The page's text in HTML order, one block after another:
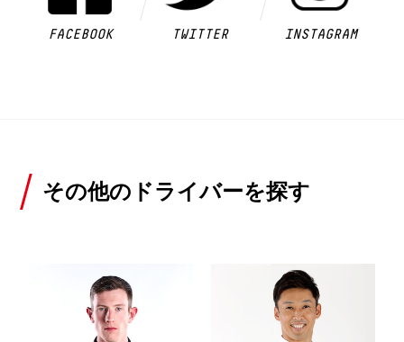
FACEBOOK TWITTER INSTAGRAM
その他のドライバーを探す